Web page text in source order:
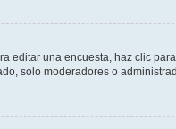
una encuesta, haz clic
solo moderadores o